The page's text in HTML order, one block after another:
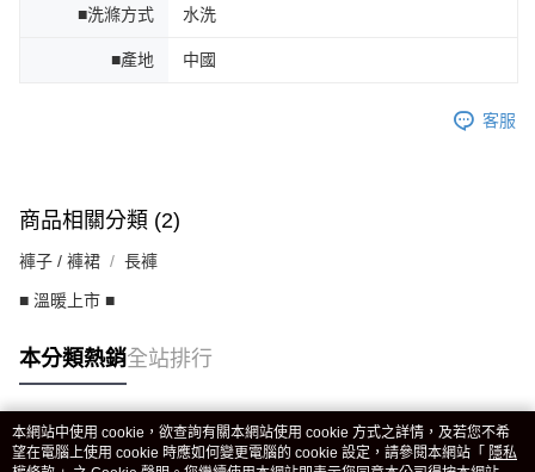
■洗滌方式 水洗
■產地 中國
客服
商品相關分類 (2)
褲子 / 褲裙 長褲
■ 溫暖上市 ■
本分類熱銷全站排行
熱門標籤
本網站中使用 cookie，欲查詢有關本網站使用 cookie 方式之詳情，及若您不希
望在電腦上使用 cookie 時應如何變更電腦的 cookie 設定，請參閱本網站「 隱私